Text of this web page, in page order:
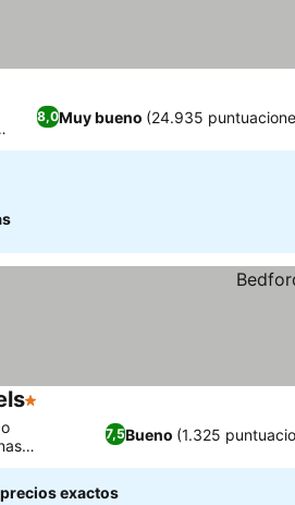
8,0Muy bueno (24.935
1 Estrellas
7,5Bueno (1.325
exactos